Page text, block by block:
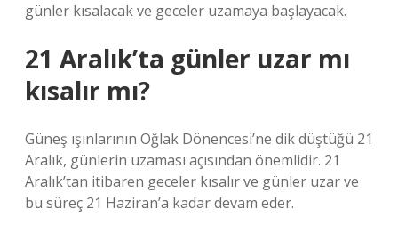
günler kısalacak ve geceler uzamaya başlayacak.
21 Aralık’ta günler uzar mı
kısalır mı?
Güneş ışınlarının Oğlak Dönencesi’ne dik düştüğü 21
Aralık, günlerin uzaması açısından önemlidir. 21
Aralık’tan itibaren geceler kısalır ve günler uzar ve
bu süreç 21 Haziran’a kadar devam eder.